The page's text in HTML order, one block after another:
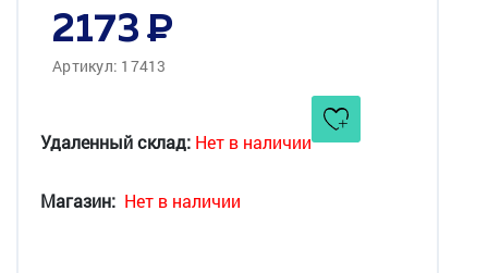
2173
Артикул: 17413
Удаленный склад: Нет в наличии
Магазин: Нет в наличии